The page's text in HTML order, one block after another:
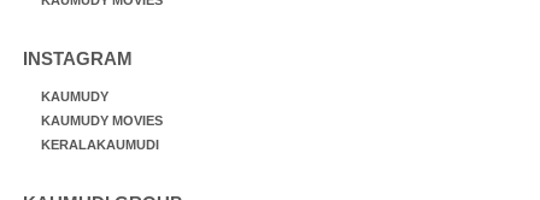
INSTAGRAM
KAUMUDY
KAUMUDY MOVIES
KERALAKAUMUDI